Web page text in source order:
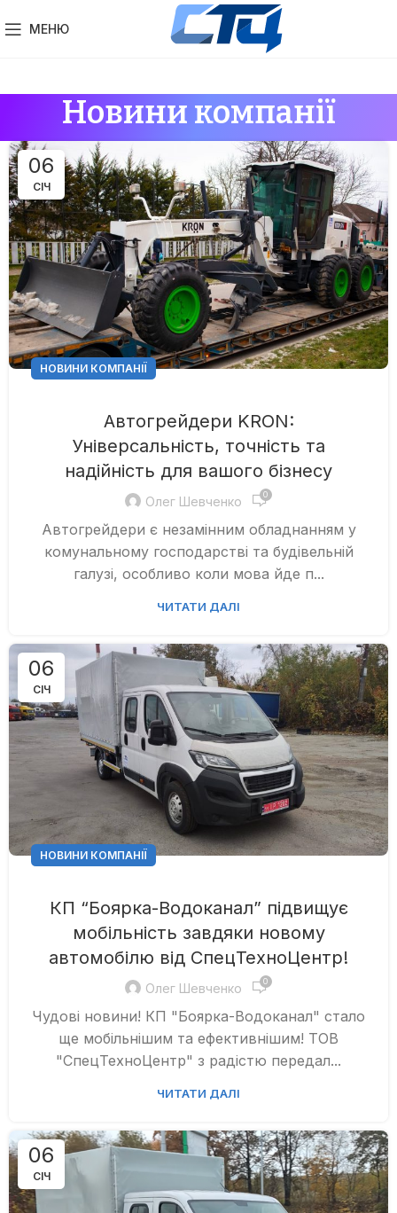
МЕНЮ
Новини компанії
06
СІЧ
НОВИНИ КОМПАНІЇ
Автогрейдери KRON:
Універсальність, точність та
надійність для вашого бізнесу
Олег Шевченко 0
Автогрейдери є незамінним обладнанням у
комунальному господарстві та будівельній
галузі, особливо коли мова йде п...
ЧИТАТИ ДАЛІ
06
СІЧ
НОВИНИ КОМПАНІЇ
КП “Боярка-Водоканал” підвищує
мобільність завдяки новому
автомобілю від СпецТехноЦентр!
Олег Шевченко 0
Чудові новини! КП "Боярка-Водоканал" стало
ще мобільнішим та ефективнішим! ТОВ
"СпецТехноЦентр" з радістю передал...
ЧИТАТИ ДАЛІ
06
СІЧ